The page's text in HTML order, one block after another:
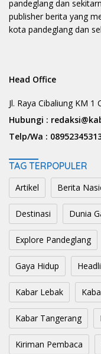
pandeglang dan
publisher berita yang
kota pandeglang dan
Head Office
Jl. Raya Cibaliung KM
Hubungi :
Telp/Wa :
TAG TERPOPULER
Artikel Berita
Destinasi Dunia
Explore Pandeglang
Gaya Hidup
Kabar Lebak
Kabar Tangerang
Kiriman Pembaca